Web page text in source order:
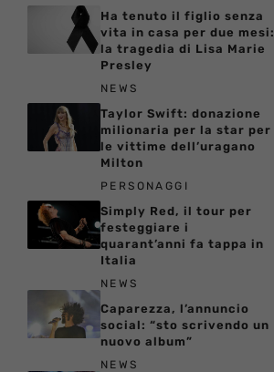
Ha tenuto il figlio senza
vita in casa per due mesi:
la tragedia di Lisa Marie
Presley
NEWS
Taylor Swift: donazione
milionaria per la star per
le vittime dell’uragano
Milton
PERSONAGGI
Simply Red, il tour per
festeggiare i
quarant’anni fa tappa in
Italia
NEWS
Caparezza, l’annuncio
social: “sto scrivendo un
nuovo album”
NEWS